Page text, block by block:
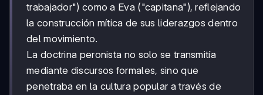
trabajador") como a Eva ("capitana"), reflejando
la construcción mítica de sus liderazgos dentro
del movimiento.
La doctrina peronista no solo se transmitía
mediante discursos formales, sino que
penetraba en la cultura popular a través de